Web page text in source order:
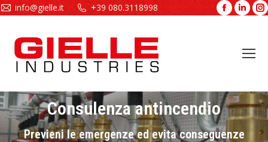
info@gielle.it +39 080.3118998
Facebook
in
Consulenza antincendio
Previeni le emergenze ed evita conseguenze
Tu sei qui: